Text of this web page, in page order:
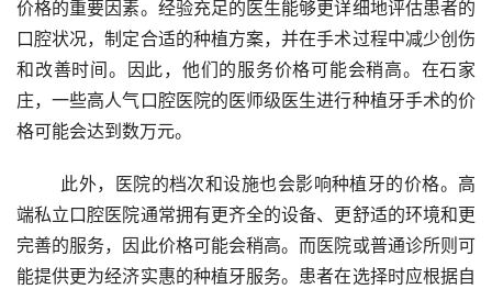
价格的重要因素。经验充足的医生能够更详细地评估患者的
口腔状况，制定合适的种植方案，并在手术过程中减少创伤
和改善时间。因此，他们的服务价格可能会稍高。在石家
庄，一些高人气口腔医院的医师级医生进行种植牙手术的价
格可能会达到数万元。
端私立口腔医院通常拥有更齐全的设备、更舒适的环境和更
完善的服务，因此价格可能会稍高。而医院或普通诊所则可
能提供更为经济实惠的种植牙服务。患者在选择时应根据自